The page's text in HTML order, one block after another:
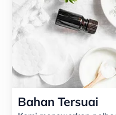
Bahan Tersuai